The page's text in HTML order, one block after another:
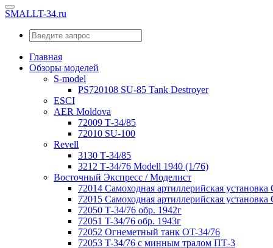
SMALLT-34.ru
Главная
Обзоры моделей
S-model
PS720108 SU-85 Tank Destroyer
ESCI
AER Moldova
72009 Т-34/85
72010 SU-100
Revell
3130 Т-34/85
3212 Т-34/76 Modell 1940 (1/76)
Восточный Экспресс / Моделист
72014 Самоходная артиллерийская
72015 Самоходная артиллерийская
72050 Т-34/76 обр. 1942г
72051 T-34/76 обр. 1943г
72052 Огнеметный танк OT-34/76
72053 T-34/76 с минным тралом ПТ-3